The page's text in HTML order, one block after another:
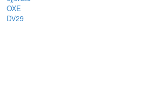
OXE
DV29